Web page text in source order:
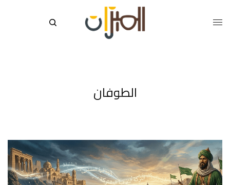
الطوفان